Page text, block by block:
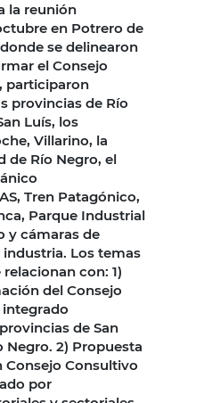
la reunión
en Potrero de
se delinearon
el Consejo
participaron
provincias de Río
Luís, los
Villarino, la
de Río Negro, el
Tren Patagónico,
Parque Industrial
y cámaras de
Los temas
con: 1)
del Consejo
integrado
de San
Negro. 2) Propuesta
Consultivo
por